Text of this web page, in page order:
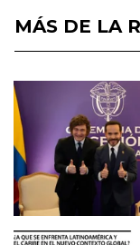
MÁS DE LA